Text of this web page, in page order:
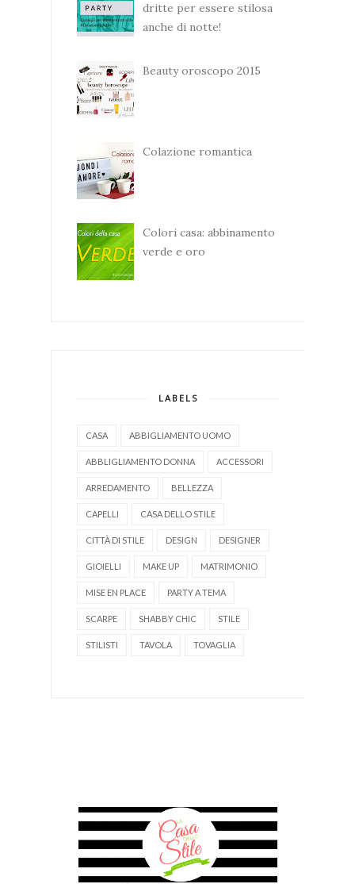
dritte per essere stilosa
anche di notte!
Beauty oroscopo 2015
Colazione romantica
Colori casa: abbinamento
verde e oro
LABELS
CASA ABBIGLIAMENTO UOMO
ABBLIGLIAMENTO DONNA ACCESSORI
ARREDAMENTO BELLEZZA
CAPELLI CASA DELLO STILE
CITTÀ DI STILE DESIGN DESIGNER
GIOIELLI MAKE UP MATRIMONIO
MISE EN PLACE PARTY A TEMA
SCARPE SHABBY CHIC STILE
STILISTI TAVOLA TOVAGLIA